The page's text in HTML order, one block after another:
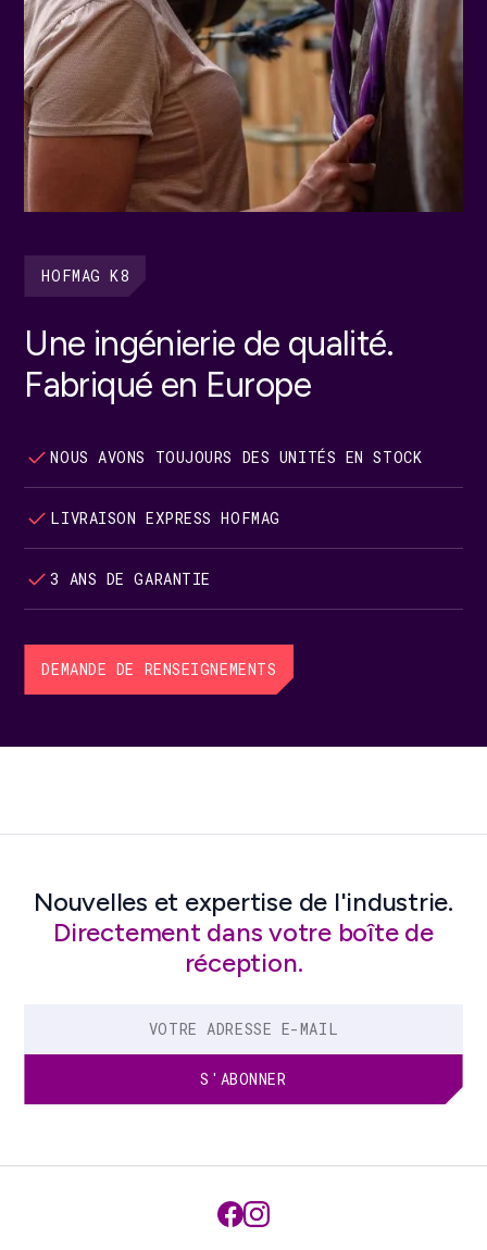
HOFMAG K8
Une ingénierie de qualité.
Fabriqué en Europe
NOUS AVONS TOUJOURS DES UNITÉS EN STOCK
LIVRAISON EXPRESS HOFMAG
3 ANS DE GARANTIE
DEMANDE DE RENSEIGNEMENTS
Nouvelles et expertise de l'industrie.
Directement dans votre boîte de
réception.